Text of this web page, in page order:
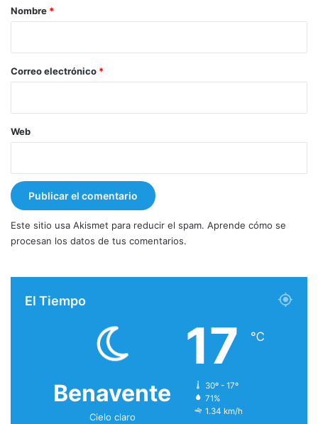
r
*
Nombre *
Correo electrónico *
Web
Este sitio usa Akismet para reducir el spam. Aprende cómo se
procesan los datos de tus comentarios.
El Tiempo
Benavente
Cielo claro
17 ℃
30º - 17º
71%
1.34 km/h